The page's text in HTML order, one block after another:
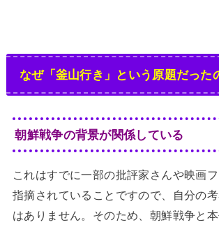
なぜ「釜山行き」という原題だった
朝鮮戦争の背景が関係している
これはすでに一部の批評家さんや映画
指摘されていることですので、自分の
はありません。そのため、朝鮮戦争と